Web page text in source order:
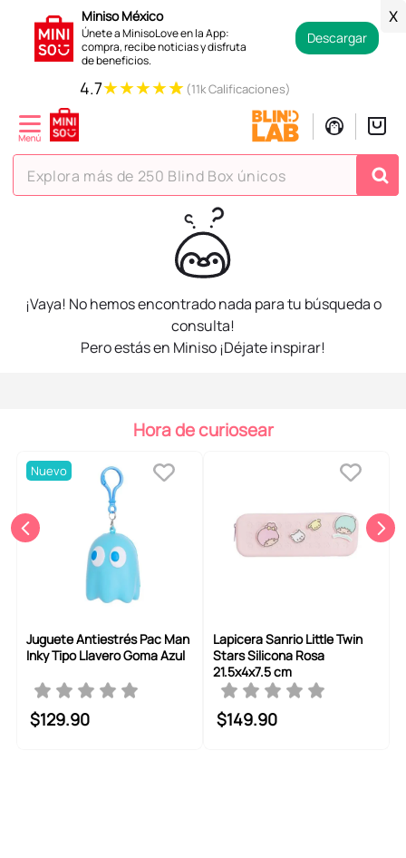
Miniso México
Únete a MinisoLove en la App:
compra, recibe noticias y disfruta
de beneficios.
Descargar
X
4.7★★★★★ (11k Calificaciones)
Explora más de 250 Blind Box únicos
¡Vaya! No hemos encontrado nada para tu búsqueda o
consulta!
Pero estás en Miniso ¡Déjate inspirar!
Hora de curiosear
Nuevo
Juguete Antiestrés Pac Man
Inky Tipo Llavero Goma Azul
$129.90
Lapicera Sanrio Little Twin
Stars Silicona Rosa
21.5x4x7.5 cm
$149.90
TÉRMINOS MÁS BUSCADOS
3
peluche
osito cariñosito
8 .
bts
10. toy story